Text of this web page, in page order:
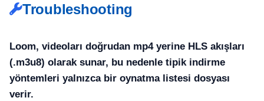
Troubleshooting
Loom, videoları doğrudan mp4 yerine HLS akışları
(.m3u8) olarak sunar, bu nedenle tipik indirme
yöntemleri yalnızca bir oynatma listesi dosyası
verir.